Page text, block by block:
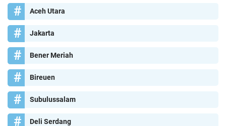
Aceh Utara
Jakarta
Bener Meriah
Bireuen
Subulussalam
Deli Serdang